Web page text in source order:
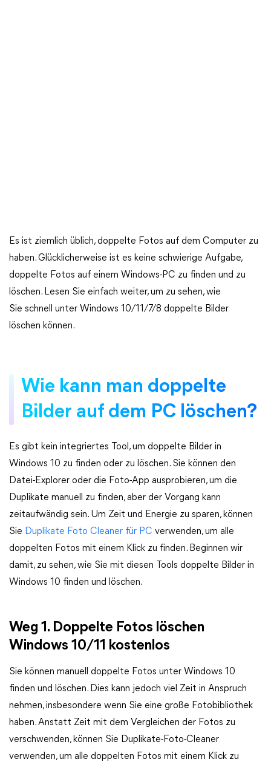
Es ist ziemlich üblich, doppelte Fotos auf dem Computer zu
haben. Glücklicherweise ist es keine schwierige Aufgabe,
doppelte Fotos auf einem Windows-PC zu finden und zu
löschen. Lesen Sie einfach weiter, um zu sehen, wie
Sie schnell unter Windows 10/11/7/8 doppelte Bilder
löschen können.
Wie kann man doppelte
Bilder auf dem PC löschen?
Es gibt kein integriertes Tool, um doppelte Bilder in
Windows 10 zu finden oder zu löschen. Sie können den
Datei-Explorer oder die Foto-App ausprobieren, um die
Duplikate manuell zu finden, aber der Vorgang kann
zeitaufwändig sein. Um Zeit und Energie zu sparen, können
Sie Duplikate Foto Cleaner für PC verwenden, um alle
doppelten Fotos mit einem Klick zu finden. Beginnen wir
damit, zu sehen, wie Sie mit diesen Tools doppelte Bilder in
Windows 10 finden und löschen.
Weg 1. Doppelte Fotos löschen
Windows 10/11 kostenlos
Sie können manuell doppelte Fotos unter Windows 10
finden und löschen. Dies kann jedoch viel Zeit in Anspruch
nehmen, insbesondere wenn Sie eine große Fotobibliothek
haben. Anstatt Zeit mit dem Vergleichen der Fotos zu
verschwenden, können Sie Duplikate-Foto-Cleaner
verwenden, um alle doppelten Fotos mit einem Klick zu